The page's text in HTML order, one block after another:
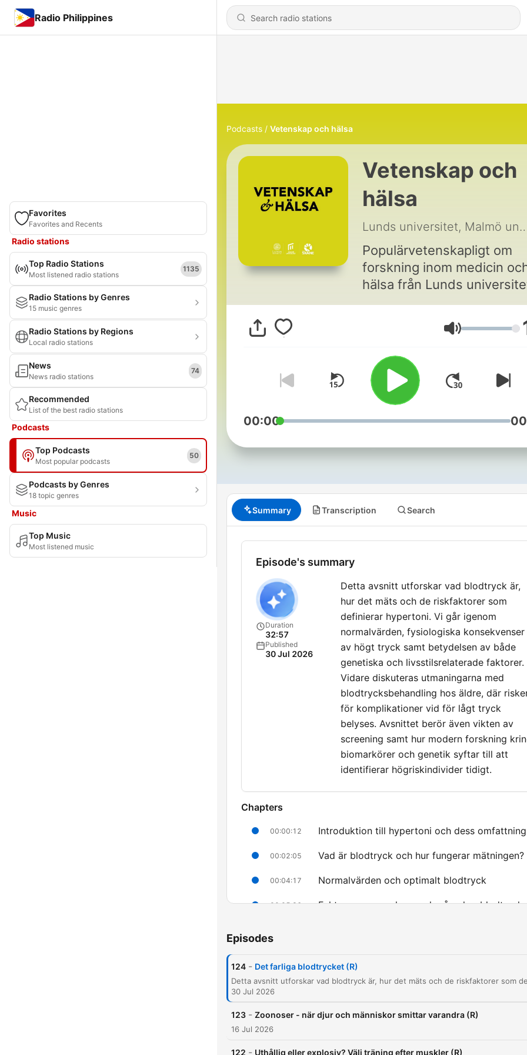
Radio Philippines
Favorites
Favorites and Recents
Radio stations
Top Radio Stations
Most listened radio stations
1135
Radio Stations by Genres
15 music genres
Radio Stations by Regions
Local radio stations
News
News radio stations
74
Recommended
List of the best radio stations
Podcasts
Top Podcasts
Most popular podcasts
50
Podcasts by Genres
18 topic genres
Music
Top Music
Most listened music
Podcasts Vetenskap och hälsa
Vetenskap och
hälsa
Lunds universitet, Malmö
Populärvetenskapligt om
forskning inom medicin
hälsa från Lunds
Malmö universitet och
universitetssjukhus.
Volume
00:00
Summary Transcription Search
Episode's summary
Duration
32:57
Published
30 Jul 2026
Detta avsnitt utforskar vad blodtryck är,
hur det mäts och de riskfaktorer som
definierar hypertoni. Vi går igenom
normalvärden, fysiologiska konsekvenser
av högt tryck samt betydelsen av både
genetiska och livsstilsrelaterade faktorer.
Vidare diskuteras utmaningarna med
blodtrycksbehandling hos äldre, där
för komplikationer vid för lågt tryck
belyses. Avsnittet berör även vikten av
screening samt hur modern forskning
biomarkörer och genetik syftar till att
identifierar högriskindivider tidigt.
Chapters
00:00:12 Introduktion till hypertoni och dess omfattning
00:02:05 Vad är blodtryck och hur fungerar mätningen?
00:04:17 Normalvärden och optimalt blodtryck
00:05:36 Faktorer som reglerar och påverkar
00:14:04 Påverkbara kontra icke-påverkbara
00:20:51
00:23:21
Episodes
124 - Det farliga blodtrycket (R)
30 Jul 2026
123 - Zoonoser - när djur och människor smittar varandra (R)
16 Jul 2026
122 - Uthållig eller explosiv? Välj träning efter muskler (R)